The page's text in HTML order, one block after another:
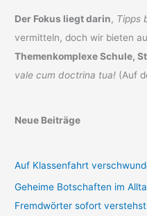
Der Fokus liegt darin, Tipps
vermitteln, doch wir bieten
Themenkomplexe Schule,
vale cum doctrina tua! (Auf
Neue Beiträge
Auf Klassenfahrt
Geheime Botschaften im
Fremdwörter sofort